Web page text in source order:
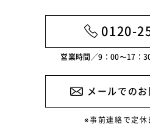
0120-
営業時間／9：00〜17：
メールでの
※事前連絡で定休